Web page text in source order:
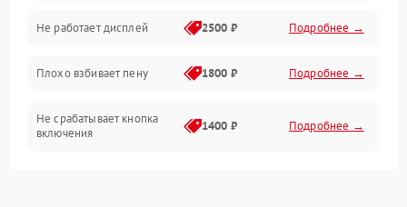
Управление и электроника
Программное обеспечение
Не работает дисплей 2500 ₽ Подробнее →
Плохо взбивает пену 1800 ₽ Подробнее →
Не срабатывает кнопка
включения
1400 ₽ Подробнее →